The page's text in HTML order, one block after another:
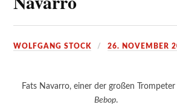
WOLFGANG STOCK 26. NOVEMBER
Fats Navarro, einer der großen Trompeter
Bebop.